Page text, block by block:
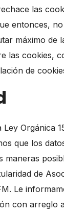
las
entonces,
máximo de
las cookies,
de
Ley Orgánica
que los
maneras
de
Le
con arreglo